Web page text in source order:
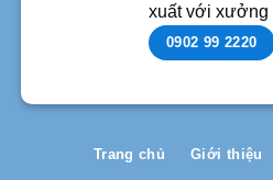
xuất với xưởng
0902 99 2220
Trang chủ Giới thiệu